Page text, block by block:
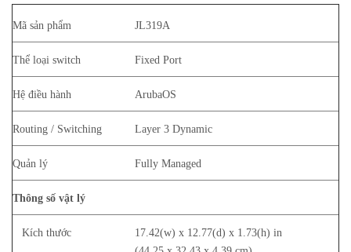
Mã sản phẩm JL319A
Thể loại switch Fixed Port
Hệ điều hành ArubaOS
Routing / Switching Layer 3 Dynamic
Quản lý Fully Managed
Thông số vật lý
Kích thước
17.42(w) x 12.77(d) x 1.73(h) in